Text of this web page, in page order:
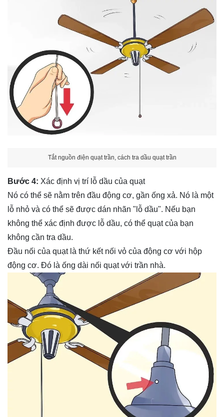
Tắt nguồn điện quạt trần, cách tra dầu quạt trần
Bước 4: Xác định vị trí lỗ dầu của quạt
Nó có thể sẽ nằm trên đầu động cơ, gần ống xả. Nó là một
lỗ nhỏ và có thể sẽ được dán nhãn "lỗ dầu". Nếu bạn
không thể xác định được lỗ dầu, có thể quạt của bạn
không cần tra dầu.
Đầu nối của quạt là thứ kết nối vỏ của động cơ với hộp
động cơ. Đó là ống dài nối quạt với trần nhà.